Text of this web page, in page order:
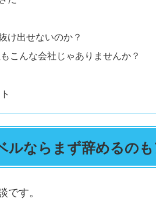
け出せないのか？
こんな会社じゃありませんか？
ルならまず辞めるのも
す。